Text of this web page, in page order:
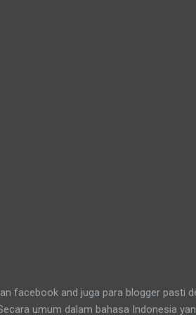
facebook and juga para blogger pasti
umum dalam bahasa Indonesia